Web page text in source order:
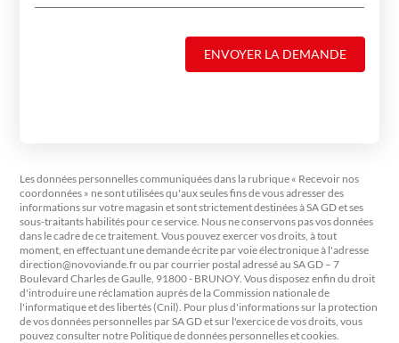
ENVOYER LA DEMANDE
Les données personnelles communiquées dans la rubrique « Recevoir nos
coordonnées » ne sont utilisées qu'aux seules fins de vous adresser des
informations sur votre magasin et sont strictement destinées à SA GD et ses
sous-traitants habilités pour ce service. Nous ne conservons pas vos données
dans le cadre de ce traitement. Vous pouvez exercer vos droits, à tout
moment, en effectuant une demande écrite par voie électronique à l'adresse
direction@novoviande.frou par courrier postal adressé au SA GD – 7
Boulevard Charles de Gaulle, 91800 - BRUNOY. Vous disposez enfin du droit
d'introduire une réclamation auprès de la Commission nationale de
l'informatique et des libertés (Cnil). Pour plus d'informations sur la protection
de vos données personnelles par SA GD et sur l'exercice de vos droits, vous
pouvez consulter notre Politique de données personnelles et cookies.